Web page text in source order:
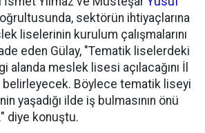
sektörün ihtiyaçlarına
liselerinin kurulum çalışmalarını
eden Gülay, "Tematik liselerdeki
alanda meslek lisesi açılacağını İl
belirleyecek. Böylece tematik liseyi
yaşadığı ilde iş bulmasının önü
diye konuştu.